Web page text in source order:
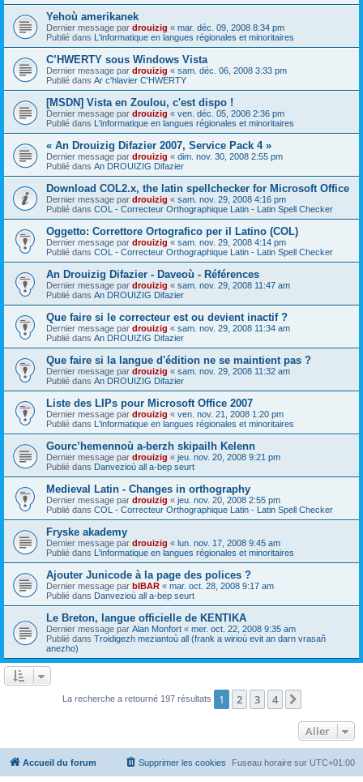
Yehoù amerikanek
Dernier message par drouizig « mar. déc. 09, 2008 8:34 pm
Publié dans L'informatique en langues régionales et minoritaires
C’HWERTY sous Windows Vista
Dernier message par drouizig « sam. déc. 06, 2008 3:33 pm
Publié dans Ar c'hlavier C'HWERTY
[MSDN] Vista en Zoulou, c'est dispo !
Dernier message par drouizig « ven. déc. 05, 2008 2:36 pm
Publié dans L'informatique en langues régionales et minoritaires
« An Drouizig Difazier 2007, Service Pack 4 »
Dernier message par drouizig « dim. nov. 30, 2008 2:55 pm
Publié dans An DROUIZIG Difazier
Download COL2.x, the latin spellchecker for Microsoft Office
Dernier message par drouizig « sam. nov. 29, 2008 4:16 pm
Publié dans COL - Correcteur Orthographique Latin - Latin Spell Checker
Oggetto: Correttore Ortografico per il Latino (COL)
Dernier message par drouizig « sam. nov. 29, 2008 4:14 pm
Publié dans COL - Correcteur Orthographique Latin - Latin Spell Checker
An Drouizig Difazier - Daveoù - Références
Dernier message par drouizig « sam. nov. 29, 2008 11:47 am
Publié dans An DROUIZIG Difazier
Que faire si le correcteur est ou devient inactif ?
Dernier message par drouizig « sam. nov. 29, 2008 11:34 am
Publié dans An DROUIZIG Difazier
Que faire si la langue d'édition ne se maintient pas ?
Dernier message par drouizig « sam. nov. 29, 2008 11:32 am
Publié dans An DROUIZIG Difazier
Liste des LIPs pour Microsoft Office 2007
Dernier message par drouizig « ven. nov. 21, 2008 1:20 pm
Publié dans L'informatique en langues régionales et minoritaires
Gourc’hemennoù a-berzh skipailh Kelenn
Dernier message par drouizig « jeu. nov. 20, 2008 9:21 pm
Publié dans Danvezioù all a-bep seurt
Medieval Latin - Changes in orthography
Dernier message par drouizig « jeu. nov. 20, 2008 2:55 pm
Publié dans COL - Correcteur Orthographique Latin - Latin Spell Checker
Fryske akademy
Dernier message par drouizig « lun. nov. 17, 2008 9:45 am
Publié dans L'informatique en langues régionales et minoritaires
Ajouter Junicode à la page des polices ?
Dernier message par bIBAR « mar. oct. 28, 2008 9:17 am
Publié dans Danvezioù all a-bep seurt
Le Breton, langue officielle de KENTIKA
Dernier message par Alan Monfort « mer. oct. 22, 2008 9:35 am
Publié dans Troidigezh meziantoù all (frank a wirioù evit an darn vrasañ
anezho)
La recherche a retourné 197 résultats 1 2 3 4
Aller
Accueil du forum Fuseau horaire sur UTC+01:00
Supprimer les cookies